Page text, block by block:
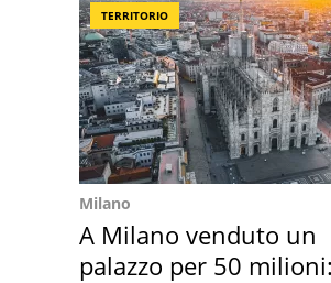
TERRITORIO
Milano
A Milano venduto un
palazzo per 50